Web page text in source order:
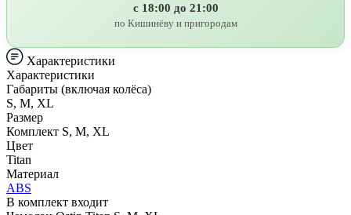
с 18:00 до 21:00
по Кишинёву и пригородам
Характеристики
Характеристики
Габариты (включая колёса)
S, M, XL
Размер
Комплект S, M, XL
Цвет
Titan
Материал
ABS
В комплект входит